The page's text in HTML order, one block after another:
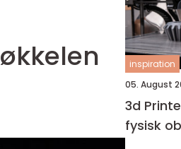
inspiration
05. August
3d Printer fra
fysisk